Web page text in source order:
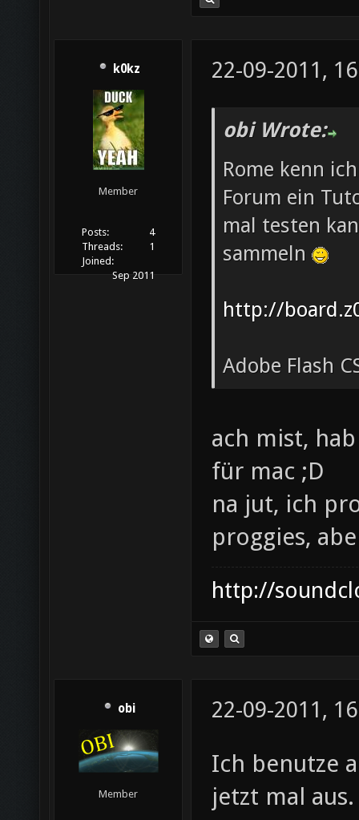
k0kz
Member
Posts:
4
Threads:
1
Joined:
Sep 2011
22-09-2011,
obi Wrote:
Rome kenn
Forum ein
mal testen
sammeln
http://
Adobe Flash
ach mist,
für mac ;D
na jut, ich
proggies,
http://
obi
Member
22-09-2011,
Ich benutze
jetzt mal aus.